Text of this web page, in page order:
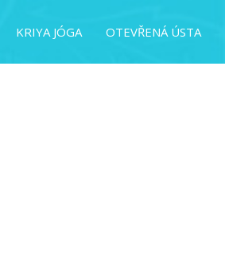
KRIYA JÓGA OTEVŘENÁ ÚSTA